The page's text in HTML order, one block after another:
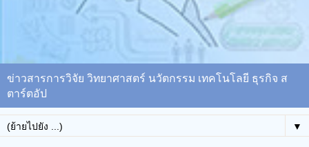
ข่าวสารการวิจัย วิทยาศาสตร์ นวัตกรรม เทคโนโลยี ธุรกิจ ส
ตาร์ตอัป
▼